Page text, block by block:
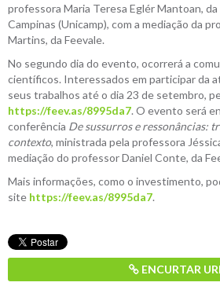
professora Maria Teresa Eglér Mantoan,
Campinas (Unicamp), com a mediação da
Martins, da Feevale.
No segundo dia do evento, ocorrerá a
científicos. Interessados em participar da
seus trabalhos até o dia 23 de setembro,
https://feev.as/8995da7. O evento será
conferência De sussurros e ressonâncias:
contexto, ministrada pela professora
mediação do professor Daniel Conte, da
Mais informações, como o investimento,
site https://feev.as/8995da7.
ENCURTAR